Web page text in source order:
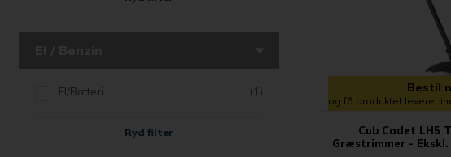
El/Batteri (1)
Ryd filter
Bestil
og få produktet leveret
Cub Cadet LH5
Græstrimmer -